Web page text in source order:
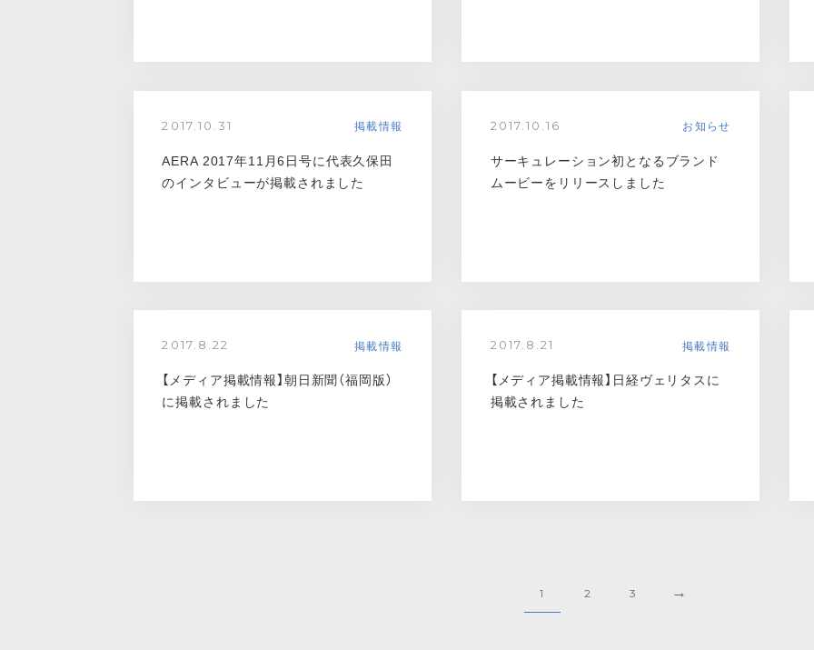
2017.10.31 掲載情報
AERA 2017年11月6日号に代表久保田
のインタビューが掲載されました
2017.10.16 お知らせ
サーキュレーション初となるブランド
ムービーをリリースしました
2017.8.22 掲載情報
【メディア掲載情報】朝日新聞（福岡版）
に掲載されました
2017.8.21 掲載情報
【メディア掲載情報】日経ヴェリタスに
掲載されました
1 2 3 →